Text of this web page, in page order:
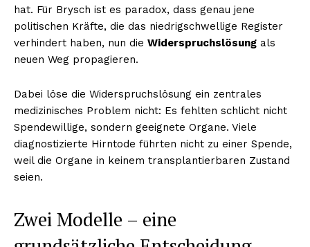
hat. Für Brysch ist es paradox, dass genau jene
politischen Kräfte, die das niedrigschwellige Register
verhindert haben, nun die Widerspruchslösung als
neuen Weg propagieren.
Dabei löse die Widerspruchslösung ein zentrales
medizinisches Problem nicht: Es fehlten schlicht nicht
Spendewillige, sondern geeignete Organe. Viele
diagnostizierte Hirntode führten nicht zu einer Spende,
weil die Organe in keinem transplantierbaren Zustand
seien.
Zwei Modelle – eine